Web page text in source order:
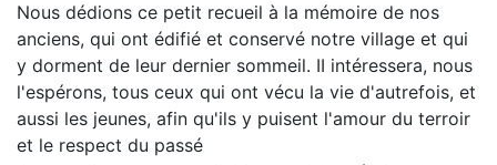
Nous dédions ce petit recueil à la mémoire de nos
anciens, qui ont édifié et conservé notre village et qui
y dorment de leur dernier sommeil. II intéressera, nous
l'espérons, tous ceux qui ont vécu la vie d'autrefois, et
aussi les jeunes, afin qu'ils y puisent l'amour du terroir
et le respect du passé